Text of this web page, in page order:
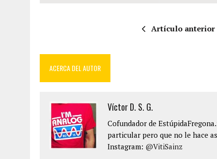
Artículo anterior
ACERCA DEL AUTOR
Víctor D. S. G.
Cofundador de
particular pero que no le hace
Instagram: @VitiSainz